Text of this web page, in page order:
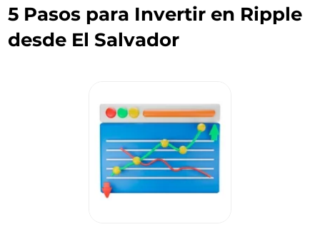
5 Pasos para Invertir en Ripple
desde El Salvador